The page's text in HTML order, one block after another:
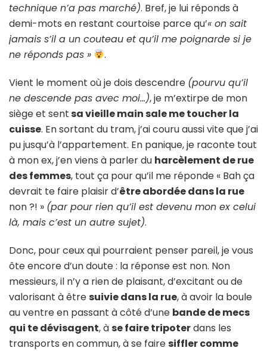
technique n’a pas marché). Bref, je lui réponds à
demi-mots en restant courtoise parce qu’« on sait
jamais s’il a un couteau et qu’il me poignarde si je
ne réponds pas »
.
Vient le moment où je dois descendre (pourvu qu’il
ne descende pas avec moi…), je m’extirpe de mon
siège et sentsa vieille main sale me toucher la
cuisse. En sortant du tram, j’ai couru aussi vite que j’ai
pu jusqu’à l’appartement. En panique, je raconte tout
à mon ex, j’en viens à parler du harcèlement de rue
des femmes, tout ça pour qu’il me réponde « Bah ça
devrait te faire plaisir d’être abordée dans la rue
non ?! » (par pour rien qu’il est devenu mon ex celui
là, mais c’est un autre sujet).
Donc, pour ceux qui pourraient penser pareil, je vous
ôte encore d’un doute : la réponse est non. Non
messieurs, il n’y a rien de plaisant, d’excitant ou de
valorisant à êtresuivie dans la rue, à avoir la boule
au ventre en passant à côté d’une bande de mecs
qui te dévisagent, àse faire tripoterdans les
transports en commun, à se fairesiffler comme